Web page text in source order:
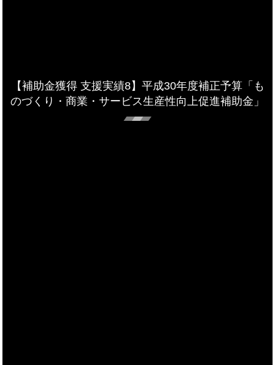
【補助金獲得 支援実績8】平成30年度補正予算「も
のづくり・商業・サービス生産性向上促進補助金」